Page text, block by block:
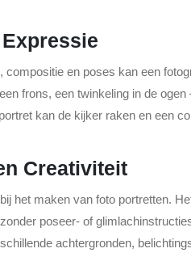
compositie en poses kan een
frons, een twinkeling in de
kan de kijker raken en een
Creativiteit
het maken van foto portretten.
poseer- of
achtergronden,